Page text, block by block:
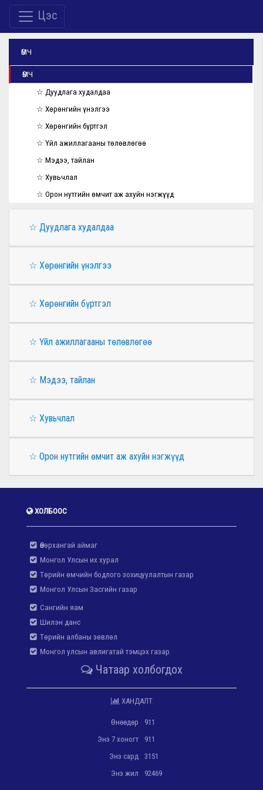
Цэс
ӨМЧ
ӨМЧ
☆ Дуудлага худалдаа
☆ Хөрөнгийн үнэлгээ
☆ Хөрөнгийн бүртгэл
☆ Үйл ажиллагааны төлөвлөгөө
☆ Мэдээ, тайлан
☆ Хувьчлал
☆ Орон нутгийн өмчит аж ахуйн нэгжүүд
☆ Дуудлага худалдаа
☆ Хөрөнгийн үнэлгээ
☆ Хөрөнгийн бүртгэл
☆ Үйл ажиллагааны төлөвлөгөө
☆ Мэдээ, тайлан
☆ Хувьчлал
☆ Орон нутгийн өмчит аж ахуйн нэгжүүд
ХОЛБООС
Өвөрхангай аймаг
Монгол Улсын их хурал
Төрийн өмчийн бодлого зохицуулалтын газар
Монгол Улсын Засгийн газар
Сангийн яам
Шилэн данс
Төрийн албаны зөвлөл
Монгол улсын авлигатай тэмцэх газар
Чатаар холбогдох
ХАНДАЛТ
Өнөөдөр
911
Энэ 7 хоногт
911
Энэ сард
3151
Энэ жил
92469